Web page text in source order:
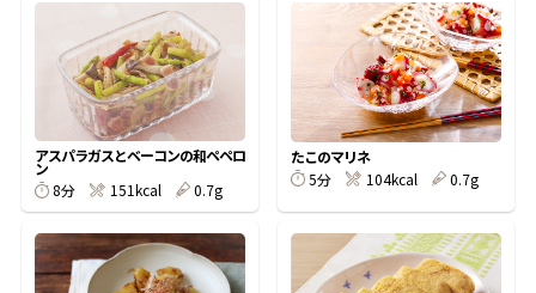
新鮮一番 『氷熟®』
かつおだしが決め手！簡単茶碗蒸し
アスパラガスとベーコンの和ペペロ
ン
8分
151kcal 0.7g
たこのマリネ
5分
104kcal 0.7g